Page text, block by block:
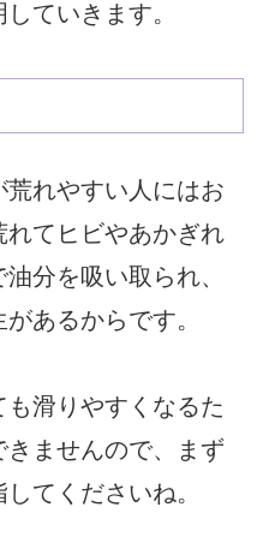
ていきます。
れやすい人にはお
てヒビやあかぎれ
分を吸い取られ、
あるからです。
滑りやすくなるた
ませんので、まず
てくださいね。